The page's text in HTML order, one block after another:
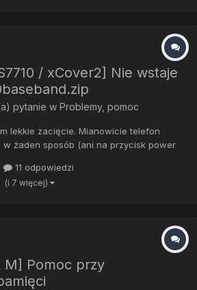
/ xCover2] Nie wstaje
pytanie w Problemy, pomoc
lekkie zacięcie. Mianowicie telefon
w żaden sposób (ani na przycisk power
Zmieniałem stockowego androida
(uprzedzam pytania, telefon...
11 odpowiedzi
(i 7 więcej)
M] Pomoc przy